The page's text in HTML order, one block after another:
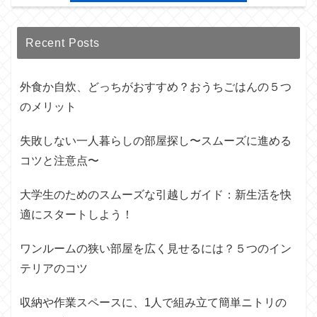
Recent Posts
外食か自炊、どっちがおすすめ？おうちごはんの５つ
のメリット
失敗しない一人暮らしの部屋探し〜スムーズに進める
コツと注意点〜
大学生のためのスムーズな引越しガイド：新生活を快
適にスタートしよう！
ワンルームの狭い部屋を広く見せるには？５つのイン
テリアのコツ
収納や作業スペースに、1人で組み立て簡単ニトリの